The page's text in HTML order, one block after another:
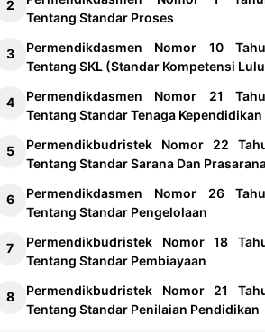
Tentang Standar Proses
Permendikdasmen Nomor 10
Tentang SKL (Standar Kompetensi
Permendikdasmen Nomor 21
Tentang Standar Tenaga Kependidikan
Permendikbudristek Nomor 22
Tentang Standar Sarana Dan
Permendikdasmen Nomor 26
Tentang Standar Pengelolaan
Permendikbudristek Nomor 18
Tentang Standar Pembiayaan
Permendikbudristek Nomor 21
Tentang Standar Penilaian Pendidikan